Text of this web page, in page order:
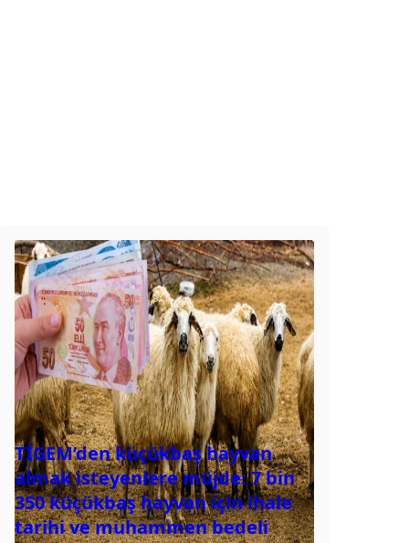
TİGEM’den küçükbaş hayvan
almak isteyenlere müjde: 7 bin
350 küçükbaş hayvan için ihale
tarihi ve muhammen bedeli